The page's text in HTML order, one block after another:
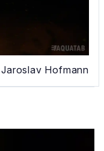
Hofmann